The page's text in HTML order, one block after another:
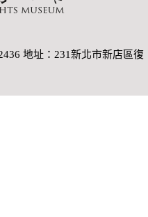
地址：231新北市新店區復